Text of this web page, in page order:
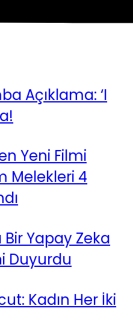
Açıklama: ‘I
Yeni Filmi
Melekleri 4
Bir Yapay Zeka
Duyurdu
Kadın Her İki